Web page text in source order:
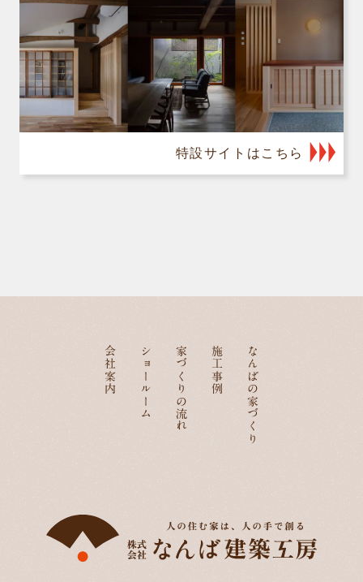
特設サイトはこちら
なんばの家づくり
施工事例
家づくりの流れ
ショールーム
会社案内